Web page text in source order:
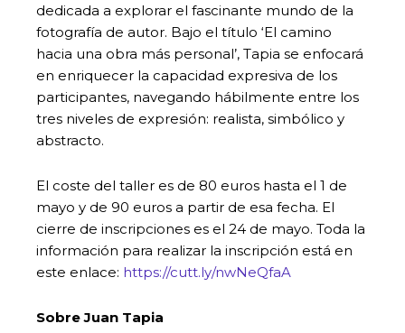
dedicada a explorar el fascinante mundo de la
fotografía de autor. Bajo el título ‘El camino
hacia una obra más personal’, Tapia se enfocará
en enriquecer la capacidad expresiva de los
participantes, navegando hábilmente entre los
tres niveles de expresión: realista, simbólico y
abstracto.
El coste del taller es de 80 euros hasta el 1 de
mayo y de 90 euros a partir de esa fecha. El
cierre de inscripciones es el 24 de mayo. Toda la
información para realizar la inscripción está en
este enlace: https://cutt.ly/nwNeQfaA
Sobre Juan Tapia